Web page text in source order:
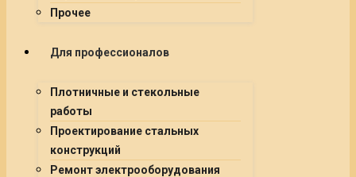
Прочее
Для профессионалов
Плотничные и стекольные
работы
Проектирование стальных
конструкций
Ремонт электрооборудования